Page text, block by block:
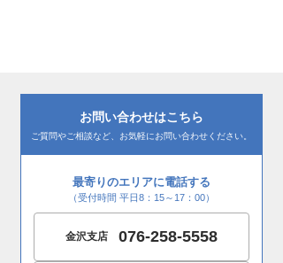
お問い合わせはこちら
ご質問やご相談など、お気軽にお問い合わせください。
最寄りのエリアに電話する
（受付時間 平日8：15～17：00）
金沢支店 076-258-5558